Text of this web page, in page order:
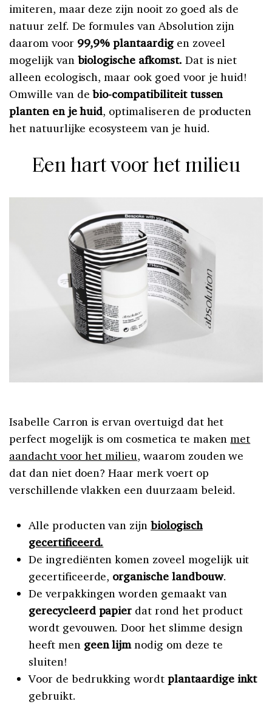
imiteren, maar deze zijn nooit zo goed als de
natuur zelf. De formules van Absolution zijn
daarom voor 99,9% plantaardig en zoveel
mogelijk van biologische afkomst. Dat is niet
alleen ecologisch, maar ook goed voor je huid!
Omwille van debio-compatibiliteit tussen
planten en je huid, optimaliseren de producten
het natuurlijke ecosysteem van je huid.
Een hart voor het milieu
Isabelle Carron is ervan overtuigd dat het
perfect mogelijk is om cosmetica te makenmet
aandacht voor het milieu, waarom zouden we
dat dan niet doen? Haar merk voert op
verschillende vlakken een duurzaam beleid.
Alle producten van zijnbiologisch
gecertificeerd.
De ingrediënten komen zoveel mogelijk uit
gecertificeerde, organische landbouw.
De verpakkingen worden gemaakt van
gerecycleerd papier dat rond het product
wordt gevouwen. Door het slimme design
heeft men geen lijmnodig om deze te
sluiten!
Voor de bedrukking wordtplantaardige inkt
gebruikt.